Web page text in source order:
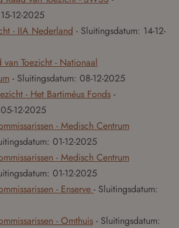
15-12-2025
- IIA Nederland - Sluitingsdatum: 14-12-
Toezicht - Nationaal
- Sluitingsdatum: 08-12-2025
- Het Bartiméus Fonds -
05-12-2025
- Medisch Centrum
01-12-2025
- Medisch Centrum
01-12-2025
- Enserve - Sluitingsdatum:
- Omthuis - Sluitingsdatum: